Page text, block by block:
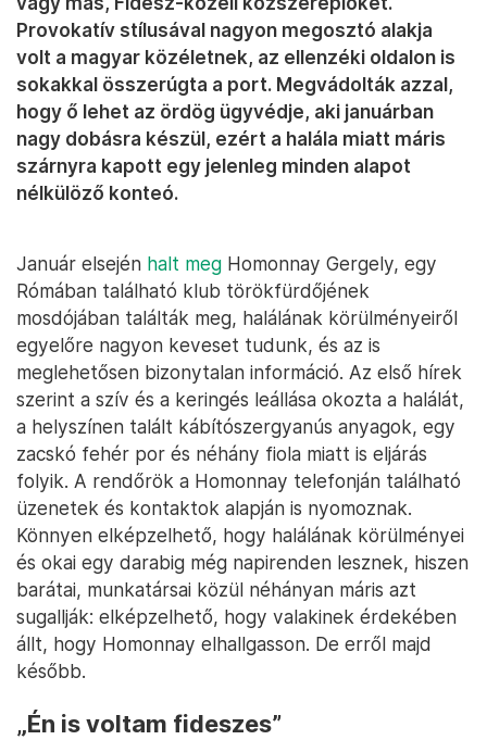
Provokatív stílusával nagyon megosztó alakja
volt a magyar közéletnek, az ellenzéki oldalon is
sokakkal összerúgta a port. Megvádolták azzal,
hogy ő lehet az ördög ügyvédje, aki januárban
nagy dobásra készül, ezért a halála miatt máris
szárnyra kapott egy jelenleg minden alapot
nélkülöző konteó.
Január elsején halt meg Homonnay Gergely, egy
Rómában található klub törökfürdőjének
mosdójában találták meg, halálának körülményeiről
egyelőre nagyon keveset tudunk, és az is
meglehetősen bizonytalan információ. Az első hírek
szerint a szív és a keringés leállása okozta a halálát,
a helyszínen talált kábítószergyanús anyagok, egy
zacskó fehér por és néhány fiola miatt is eljárás
folyik. A rendőrök a Homonnay telefonján található
üzenetek és kontaktok alapján is nyomoznak.
Könnyen elképzelhető, hogy halálának körülményei
és okai egy darabig még napirenden lesznek, hiszen
barátai, munkatársai közül néhányan máris azt
sugallják: elképzelhető, hogy valakinek érdekében
állt, hogy Homonnay elhallgasson. De erről majd
később.
„Én is voltam fideszes”